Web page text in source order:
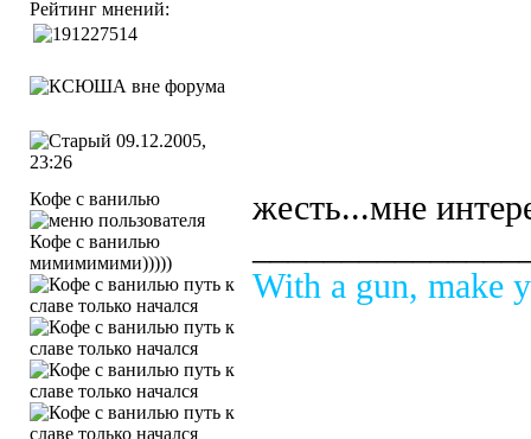
Рейтинг мнений:
09.12.2005,
23:26
Кофе с ванилью
мимимимими)))))
жесть...мне
With a gun, make